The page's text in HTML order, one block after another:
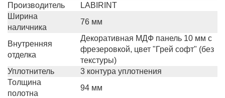
Производитель
LABIRINT
Ширина
наличника
76 мм
Внутренняя
отделка
Декоративная МДФ панель 10 мм с
фрезеровкой, цвет "Грей софт" (без
текстуры)
Уплотнитель
3 контура уплотнения
Толщина
полотна
94 мм